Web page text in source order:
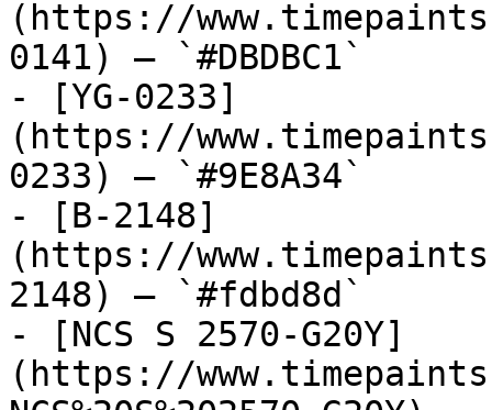
(https://
0141) — `#DBDBC1`
- [YG-0233]
(https://
0233) — `#9E8A34`
- [B-2148]
(https://
2148) — `#fdbd8d`
- [NCS S 2570-G20Y]
(https://